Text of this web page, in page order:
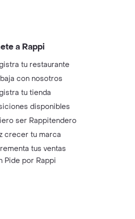
a Rappi
tu restaurante
con nosotros
tu tienda
disponibles
ser Rappitendero
crecer tu marca
tus ventas
Pide por Rappi